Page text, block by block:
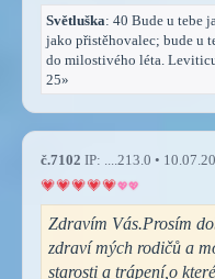
Světluška: 40 Bude u tebe
jako přistěhovalec; bude u
do milostivého léta.
25»
č.7102 IP: ....213.0 •
Zdravím Vás.Prosím
zdraví mých rodičů a
starosti a trápení,o